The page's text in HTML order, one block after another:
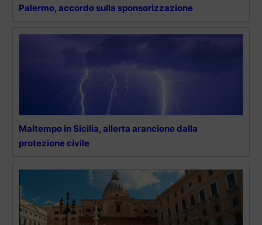
Palermo, accordo sulla sponsorizzazione
Maltempo in Sicilia, allerta arancione dalla
protezione civile